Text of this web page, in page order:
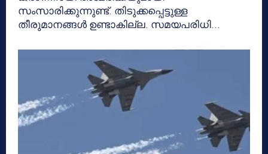
സംസാരിക്കുന്നുണ്ട്. തിടുക്കപ്പെട്ടുള്ള
തീരുമാനങ്ങൾ ഉണ്ടാകില്ല. സമയപരിധി...